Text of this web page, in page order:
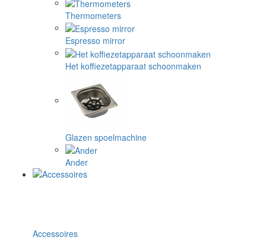
Thermometers
Espresso mirror
Het koffiezetapparaat schoonmaken
Glazen spoelmachine
Ander
Accessoires